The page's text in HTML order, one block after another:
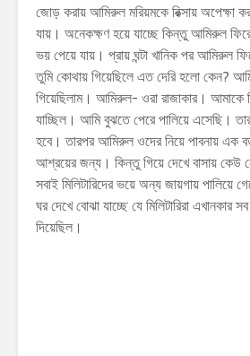
জোড় করায় আমিরুল মরিয়মকে রিক্সায় অপেক্ষা
যায়। অনেকক্ষণ হয়ে যাচ্ছে কিন্তু আমিরুল
ভয় পেয়ে যায়। প্রায় ঘন্টা খানিক পর আমিরুল
তুমি কোথায় গিয়েছিলে এত দেরি হলো কেন?
গিয়েছিলাম। আমিরুল- ওরা রাজাকার। আমাকে
যাচ্ছিল। আমি বুঝতে পেরে পালিয়ে এসেছি।
হবে। তারপর আমিরুল ওদের নিয়ে পাবনায় এক
আশ্রয়ের জন্য। কিন্তু গিয়ে দেখে বাসায় কেউ
সবাই মিলিটারিদের ভয়ে অন্য জায়গায় পালিয়ে
ঘর দেখে বোঝা যাচ্ছে যে মিলিটারিরা এখানকার
দিয়েছিল।